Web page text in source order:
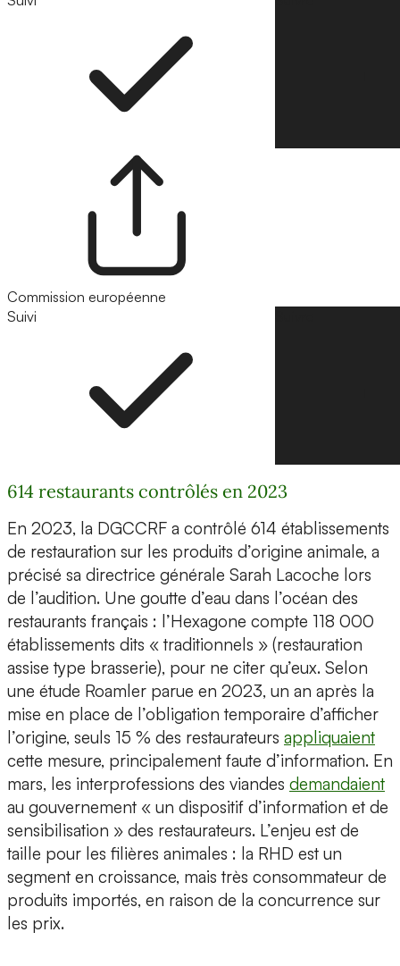
Commission européenne
Suivi
614 restaurants contrôlés en 2023
En 2023, la DGCCRF a contrôlé 614 établissements
de restauration sur les produits d’origine animale, a
précisé sa directrice générale Sarah Lacoche lors
de l’audition. Une goutte d’eau dans l’océan des
restaurants français : l’Hexagone compte 118 000
établissements dits « traditionnels » (restauration
assise type brasserie), pour ne citer qu’eux. Selon
une étude Roamler parue en 2023, un an après la
mise en place de l’obligation temporaire d’afficher
l’origine, seuls 15 % des restaurateurs appliquaient
cette mesure, principalement faute d’information. En
mars, les interprofessions des viandes demandaient
au gouvernement « un dispositif d’information et de
sensibilisation » des restaurateurs. L’enjeu est de
taille pour les filières animales : la RHD est un
segment en croissance, mais très consommateur de
produits importés, en raison de la concurrence sur
les prix.